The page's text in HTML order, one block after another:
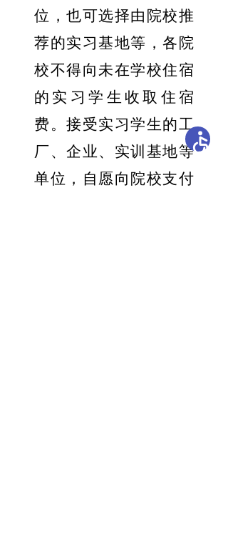
位 ，也可选择由院校推
荐的实习基地等，各院
校不得向未在学校住宿
的实习学生收取住宿
费 。接受实习学生的工
厂、企业、实训基地等
单位，自愿向院校支付